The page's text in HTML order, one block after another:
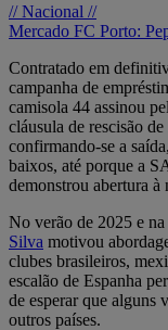
// Nacional //
Mercado FC Porto:
Contratado em
campanha de
camisola 44 assinou
cláusula de rescisão
confirmando-se a
baixos, até porque a
demonstrou abertura à
No verão de 2025 e
Silva motivou
clubes brasileiros,
escalão de Espanha
de esperar que alguns
outros países.